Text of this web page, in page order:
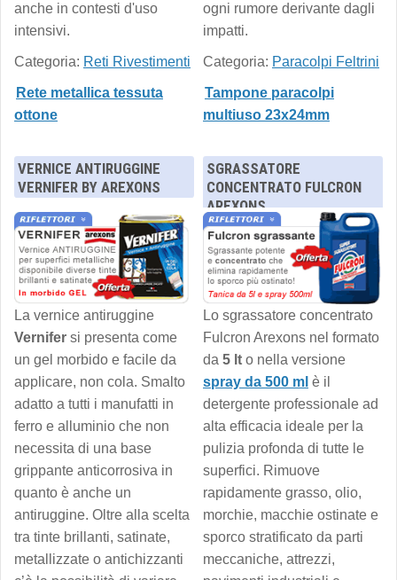
anche in contesti d'uso
intensivi.
Categoria: Reti Rivestimenti
Rete metallica tessuta
ottone
ogni rumore derivante dagli
impatti.
Categoria: Paracolpi Feltrini
Tampone paracolpi
multiuso 23x24mm
VERNICE ANTIRUGGINE
VERNIFER BY AREXONS
La vernice antiruggine
Vernifer si presenta come
un gel morbido e facile da
applicare, non cola. Smalto
adatto a tutti i manufatti in
ferro e alluminio che non
necessita di una base
grippante anticorrosiva in
quanto è anche un
antiruggine. Oltre alla scelta
tra tinte brillanti, satinate,
metallizzate o antichizzanti
SGRASSATORE
CONCENTRATO FULCRON
AREXONS
Lo sgrassatore concentrato
Fulcron Arexons nel formato
da 5 lt o nella versione
spray da 500 ml è il
detergente professionale ad
alta efficacia ideale per la
pulizia profonda di tutte le
superfici. Rimuove
rapidamente grasso, olio,
morchie, macchie ostinate e
sporco stratificato da parti
meccaniche, attrezzi,